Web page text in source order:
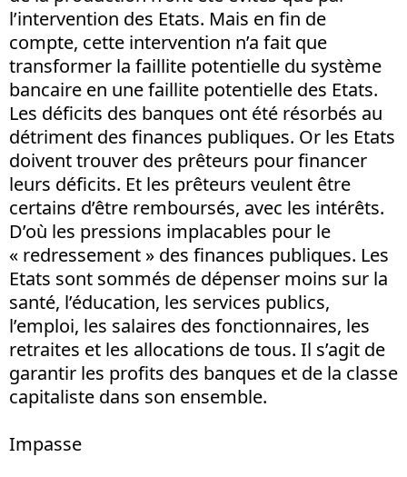
l’intervention des Etats. Mais en fin de
compte, cette intervention n’a fait que
transformer la faillite potentielle du système
bancaire en une faillite potentielle des Etats.
Les déficits des banques ont été résorbés au
détriment des finances publiques. Or les Etats
doivent trouver des prêteurs pour financer
leurs déficits. Et les prêteurs veulent être
certains d’être remboursés, avec les intérêts.
D’où les pressions implacables pour le
« redressement » des finances publiques. Les
Etats sont sommés de dépenser moins sur la
santé, l’éducation, les services publics,
l’emploi, les salaires des fonctionnaires, les
retraites et les allocations de tous. Il s’agit de
garantir les profits des banques et de la classe
capitaliste dans son ensemble.
Impasse